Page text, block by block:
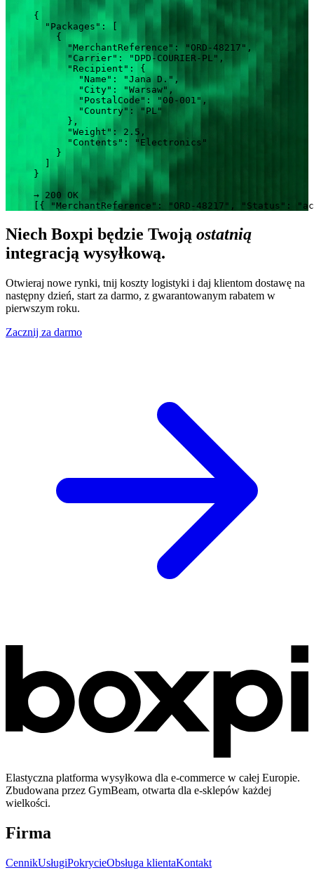
{
"Packages" : [
{
"MerchantReference" : "ORD-48217" ,
"Carrier" : "DPD-COURIER-PL" ,
"Recipient" : {
"Name" : "Jana D." ,
"City" : "Warsaw" ,
"PostalCode" : "00-001",
"Country" : "PL"
},
"Weight" : 2.5 ,
"Contents" :
"Electronics"
}
}
→ 200 OK
[{
"MerchantReference" : "ORD-48217" , "Status" :
Niech Boxpi będzie Twoją ostatnią
integracją wysyłkową.
Otwieraj nowe rynki, tnij koszty logistyki i daj klientom dostawę na
następny dzień, start za darmo, z gwarantowanym rabatem w
pierwszym roku.
Zacznij za darmo
Elastyczna platforma wysyłkowa dla e-commerce w całej Europie.
Zbudowana przez GymBeam, otwarta dla e-sklepów każdej
wielkości.
Firma
CennikUsługiPokrycieObsługa klientaKontakt